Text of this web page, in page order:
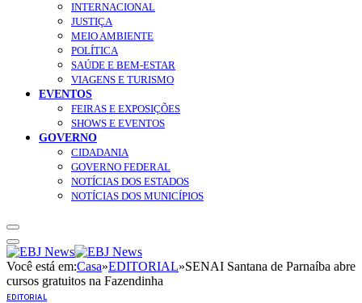
INTERNACIONAL
JUSTIÇA
MEIO AMBIENTE
POLÍTICA
SAÚDE E BEM-ESTAR
VIAGENS E TURISMO
EVENTOS
FEIRAS E EXPOSIÇÕES
SHOWS E EVENTOS
GOVERNO
CIDADANIA
GOVERNO FEDERAL
NOTÍCIAS DOS ESTADOS
NOTÍCIAS DOS MUNICÍPIOS
Você está em:Casa»EDITORIAL»SENAI Santana de Parnaíba abre
cursos gratuitos na Fazendinha
EDITORIAL